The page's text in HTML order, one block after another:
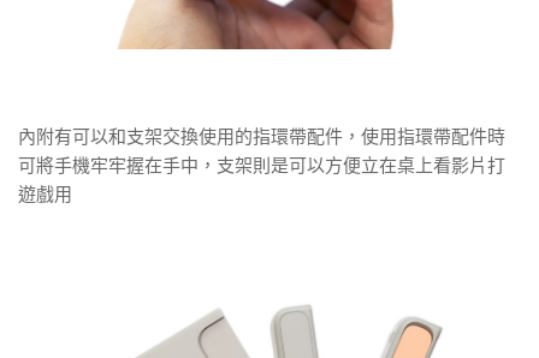
內附有可以和支架交換使用的指環帶配件，使用指環帶配件時
可將手機牢牢握在手中，支架則是可以方便立在桌上看影片打
遊戲用